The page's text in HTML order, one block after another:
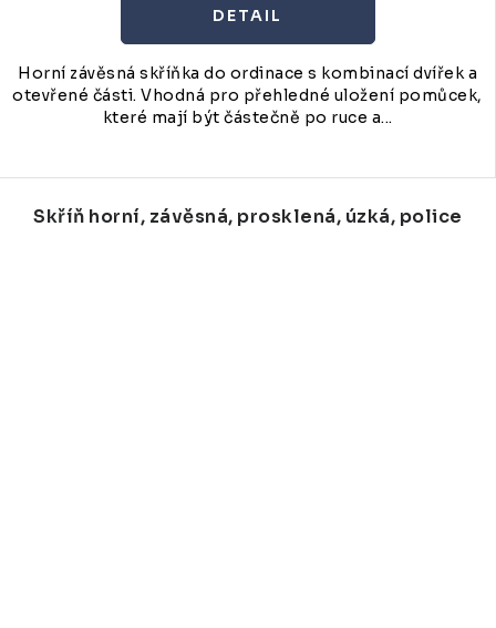
Horní závěsná skříňka do ordinace s kombinací dvířek a
otevřené části. Vhodná pro přehledné uložení pomůcek,
které mají být částečně po ruce a...
Skříň horní, závěsná, prosklená, úzká, police